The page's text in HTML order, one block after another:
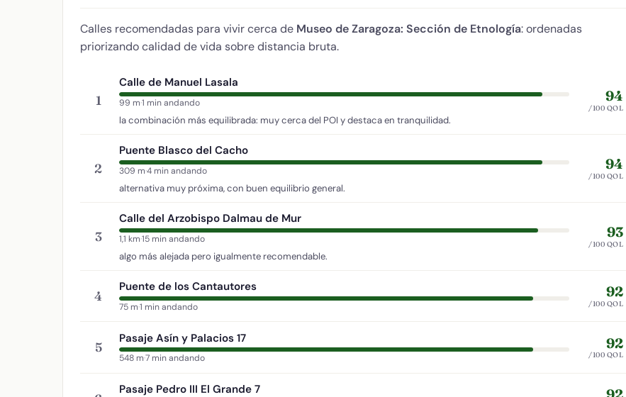
Calles recomendadas para vivir cerca de Museo de Zaragoza: Sección de Etnología: ordenadas
priorizando calidad de vida sobre distancia bruta.
1
Calle de Manuel Lasala
99 m·1 min andando
la combinación más equilibrada: muy cerca del POI y destaca en tranquilidad.
94
/100 QOL
2
Puente Blasco del Cacho
309 m·4 min andando
alternativa muy próxima, con buen equilibrio general.
94
/100 QOL
3
Calle del Arzobispo Dalmau de Mur
1,1 km·15 min andando
algo más alejada pero igualmente recomendable.
93
/100 QOL
4
Puente de los Cantautores
75 m·1 min andando
92
/100 QOL
5
Pasaje Asín y Palacios 17
548 m·7 min andando
92
/100 QOL
Pasaje Pedro III El Grande 7